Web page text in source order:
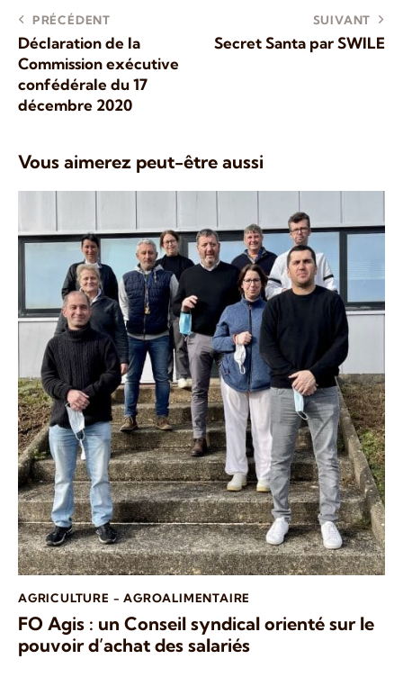
PRÉCÉDENT
Déclaration de la
Commission exécutive
confédérale du 17
décembre 2020
SUIVANT
Secret Santa par SWILE
Vous aimerez peut-être aussi
AGRICULTURE - AGROALIMENTAIRE
FO Agis : un Conseil syndical orienté sur le
pouvoir d’achat des salariés